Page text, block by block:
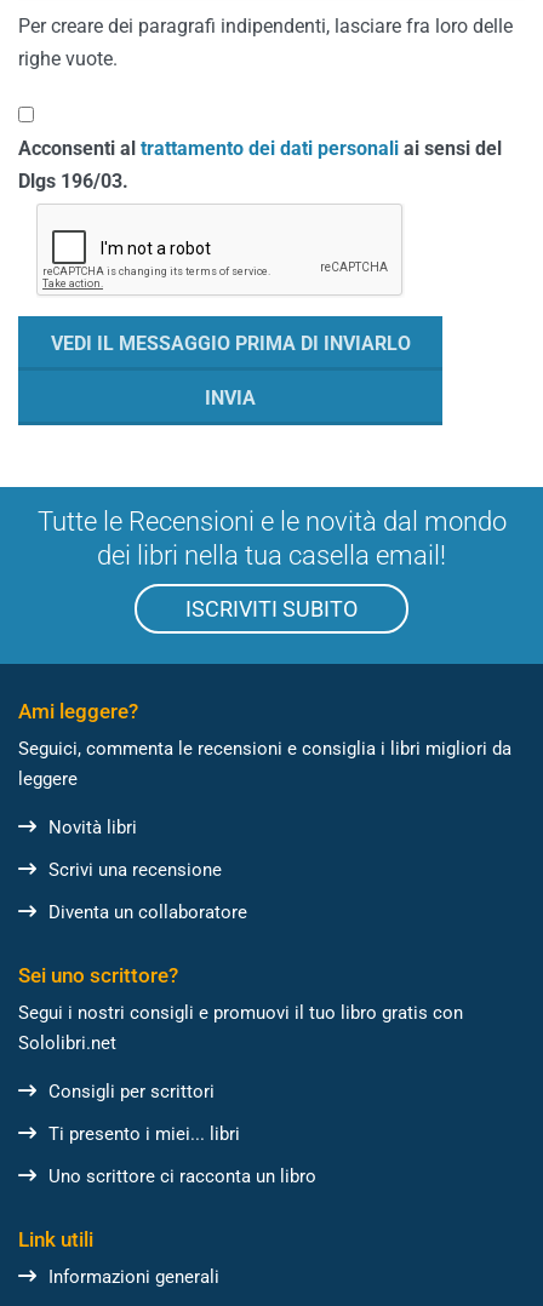
Per creare dei paragrafi indipendenti, lasciare fra loro delle
righe vuote.
Acconsenti al trattamento dei dati personali ai sensi del
Dlgs 196/03.
Tutte le Recensioni e le novità dal mondo
dei libri nella tua casella email!
ISCRIVITI SUBITO
Ami leggere?
Seguici, commenta le recensioni e consiglia i libri migliori da
leggere
Novità libri
Scrivi una recensione
Diventa un collaboratore
Sei uno scrittore?
Segui i nostri consigli e promuovi il tuo libro gratis con
Sololibri.net
Consigli per scrittori
Ti presento i miei... libri
Uno scrittore ci racconta un libro
Link utili
Informazioni generali